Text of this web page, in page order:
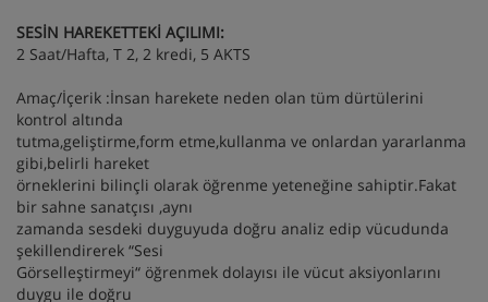
SESİN HAREKETTEKİ AÇILIMI:
2 Saat/Hafta, T 2, 2 kredi, 5 AKTS
Amaç/İçerik :İnsan harekete neden olan tüm dürtülerini
kontrol altında
tutma,geliştirme,form etme,kullanma ve onlardan yararlanma
gibi,belirli hareket
örneklerini bilinçli olarak öğrenme yeteneğine sahiptir.Fakat
bir sahne sanatçısı ,aynı
zamanda sesdeki duyguyuda doğru analiz edip vücudunda
şekillendirerek “Sesi
Görselleştirmeyi“ öğrenmek dolayısı ile vücut aksiyonlarını
duygu ile doğru